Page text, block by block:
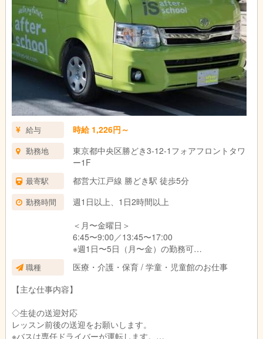
給与 時給 1,226円～
勤務地
東京都中央区勝どき3-12-1フォアフロントタワ
ー1F
最寄駅 都営大江戸線 勝どき駅 徒歩5分
勤務時間
週1日以上、1日2時間以上
＜月〜金曜日＞
6:45〜9:00／13:45〜17:00
※週1日〜5日（月〜金）の勤務可
※週5日勤務できる方大歓迎︕︕
休暇は非常に取りやすく、夏季や年末年始等は
長期休暇の取得も可能！
職種
医療・介護・保育 / 学童・児童館のお仕事
【主な仕事内容】
◇生徒の送迎対応
レッスン前後の送迎をお願いします。
※バスは専任ドライバーが運転します。